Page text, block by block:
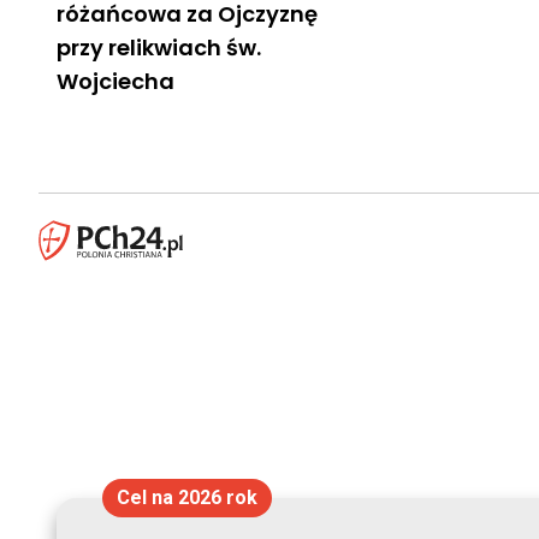
różańcowa za Ojczyznę
przy relikwiach św.
Wojciecha
Cel na 2026 rok